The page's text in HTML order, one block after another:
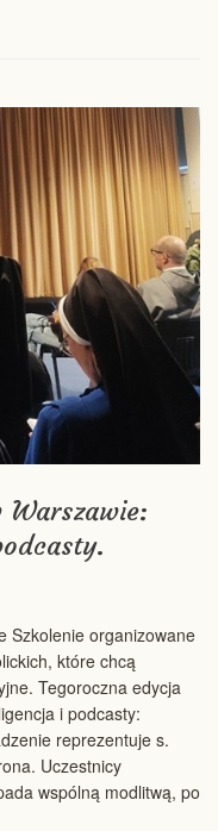
Warszawie:
Szkolenie organizowane
które chcą
Tegoroczna edycja
i podcasty:
reprezentuje s.
Uczestnicy
wspólną modlitwą, po